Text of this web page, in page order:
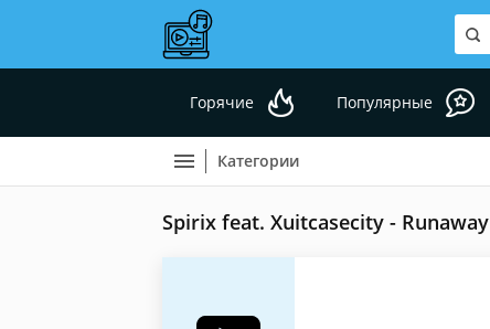
Горячие Популярные
Категории
Spirix feat. Xuitcasecity - Runaway